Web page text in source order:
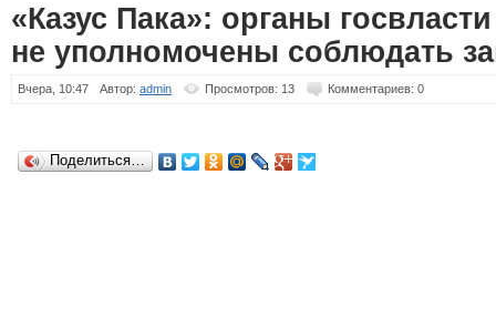
уполномочены соблюдать закон о бюджете
«Казус Пака»: органы
не уполномочены соблюдать
Вчера, 10:47 Автор: admin Просмотров: 13 Комментариев: 0
Поделиться…